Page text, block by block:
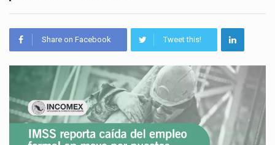
Los créditos fiscales determinados a empresas IMMEX rara vez nacen de una interpretación equivocada de…
La inversión fija bruta en México registró un aumento de 1.1% interanual en mayo de…
El gobierno de Estados Unidos anunciará un arancel del 15 % sobre los productos fabricados…
CAÍDA
DEL
FORMAL
EN
MAYO
POR
PUESTOS
EVENTUALES
Share on Facebook Tweet this!